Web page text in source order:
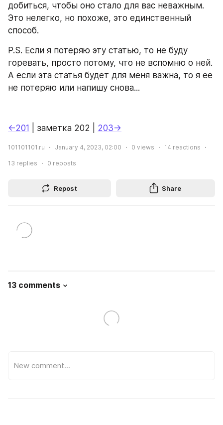
добиться, чтобы оно стало для вас неважным.
Это нелегко, но похоже, это единственный
способ.
P.S. Если я потеряю эту статью, то не буду
горевать, просто потому, что не вспомню о ней.
А если эта статья будет для меня важна, то я ее
не потеряю или напишу снова...
←201 | заметка 202 | 203→
101101101.ru January 4, 2023, 02:00 0 views 14 reactions
13 replies 0 reposts
Repost Share
13 comments